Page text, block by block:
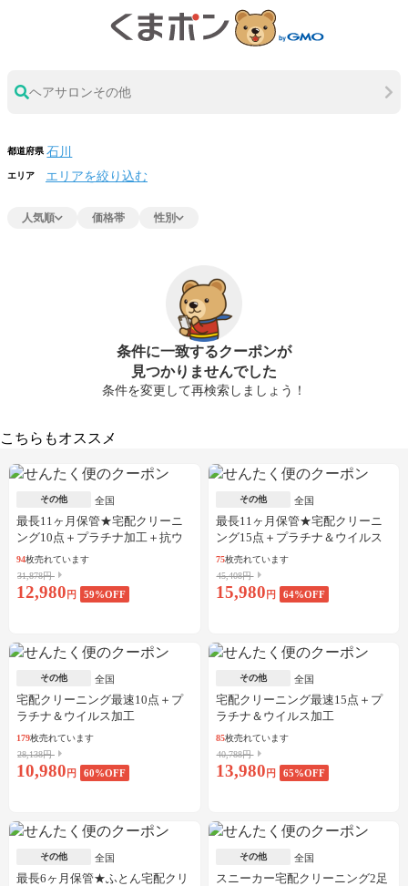
ヘアサロンその他
都道府県
エリア エリアを絞り込む
人気順 価格帯 性別
条件に一致するクーポンが
見つかりませんでした
条件を変更して再検索しましょう！
こちらもオススメ
その他 全国
最長11ヶ月保管★宅配クリーニ
ング10点＋プラチナ加工＋抗ウ
イルス加工
94枚売れています
31,878円
12,980 円 59%OFF
その他 全国
最長11ヶ月保管★宅配クリーニ
ング15点＋プラチナ＆ウイルス
加工
75枚売れています
45,408円
15,980 円 64%OFF
その他 全国
宅配クリーニング最速10点＋プ
ラチナ＆ウイルス加工
179枚売れています
28,138円
10,980 円 60%OFF
その他 全国
宅配クリーニング最速15点＋プ
ラチナ＆ウイルス加工
85枚売れています
40,788円
13,980 円 65%OFF
その他 全国
最長6ヶ月保管★ふとん宅配クリ
その他 全国
スニーカー宅配クリーニング2足